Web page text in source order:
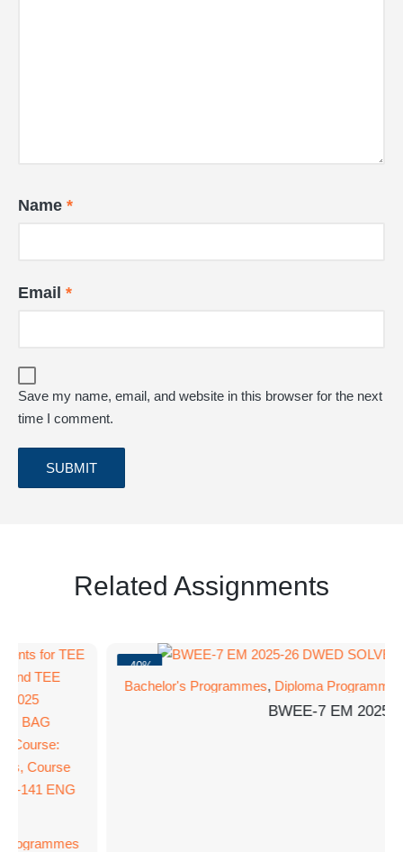
Name *
Email *
Save my name, email, and website in this browser for the next
time I comment.
Related Assignments
-40%
Bachelor's Programmes,Diploma Programmes
BWEE-7 EM 2025-